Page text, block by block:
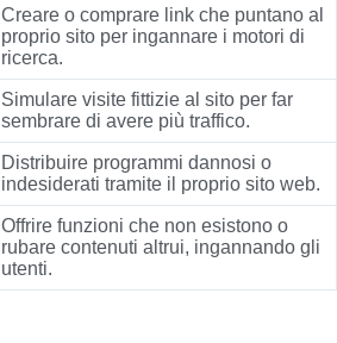
Creare o comprare link che puntano al
proprio sito per ingannare i motori di
ricerca.
Simulare visite fittizie al sito per far
sembrare di avere più traffico.
Distribuire programmi dannosi o
indesiderati tramite il proprio sito web.
Offrire funzioni che non esistono o
rubare contenuti altrui, ingannando gli
utenti.